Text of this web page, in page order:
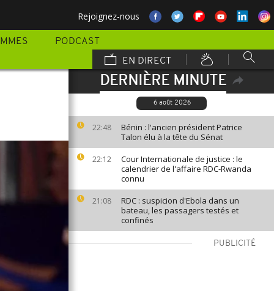
Rejoignez-nous
PODCAST
EN DIRECT
DERNIÈRE MINUTE
6 août 2026
22:48
Bénin : l'ancien président Patrice
Talon élu à la tête du Sénat
22:12
Cour Internationale de justice : le
calendrier de l'affaire RDC-Rwanda
connu
21:08
RDC : suspicion d'Ebola dans un
bateau, les passagers testés et
confinés
PUBLICITÉ